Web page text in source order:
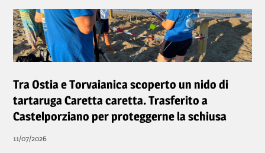
Tra Ostia e Torvaianica scoperto un nido di
tartaruga Caretta caretta. Trasferito a
Castelporziano per proteggerne la schiusa
11/07/2026